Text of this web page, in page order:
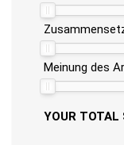
Meinung des
YOUR TOTAL